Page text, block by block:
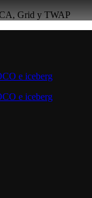
Grid y TWAP
e iceberg
e iceberg